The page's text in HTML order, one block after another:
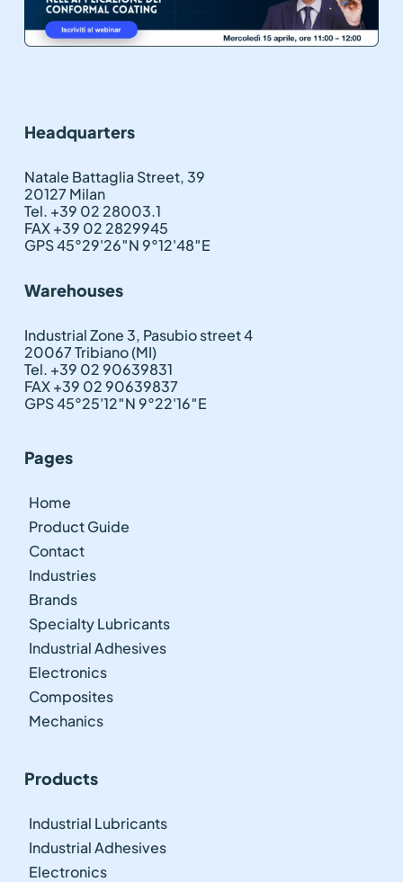
Headquarters
Natale Battaglia Street, 39
20127 Milan
Tel. +39 02 28003.1
FAX +39 02 2829945
GPS 45°29'26″N 9°12'48″E
Warehouses
Industrial Zone 3, Pasubio street 4
20067 Tribiano (MI)
Tel. +39 02 90639831
FAX +39 02 90639837
GPS 45°25'12″N 9°22'16″E
Pages
Home
Product Guide
Contact
Industries
Brands
Specialty Lubricants
Industrial Adhesives
Electronics
Composites
Mechanics
Products
Industrial Lubricants
Industrial Adhesives
Electronics